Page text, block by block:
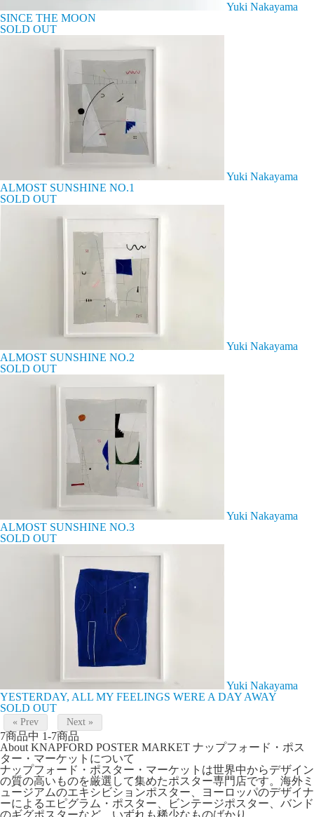
Yuki Nakayama
SINCE THE MOON
SOLD OUT
Yuki Nakayama
ALMOST SUNSHINE NO.1
SOLD OUT
Yuki Nakayama
ALMOST SUNSHINE NO.2
SOLD OUT
Yuki Nakayama
ALMOST SUNSHINE NO.3
SOLD OUT
Yuki Nakayama
YESTERDAY, ALL MY FEELINGS WERE A DAY AWAY
SOLD OUT
« Prev Next »
7商品中 1-7商品
About KNAPFORD POSTER MARKET ナップフォード・ポス
ター・マーケットについて
ナップフォード・ポスター・マーケットは世界中からデザイン
の質の高いものを厳選して集めたポスター専門店です。海外ミ
ュージアムのエキシビションポスター、ヨーロッパのデザイナ
ーによるエピグラム・ポスター、ビンテージポスター、バンド
のギグポスターなど、いずれも稀少なものばかり。